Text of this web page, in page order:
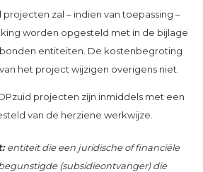
zal – indien van toepassing –
worden opgesteld met in de bijlage
entiteiten. De kostenbegroting
het project wijzigen overigens niet.
projecten zijn inmiddels met een
van de herziene werkwijze.
entiteit die een juridische of financiële
(subsidieontvanger) die